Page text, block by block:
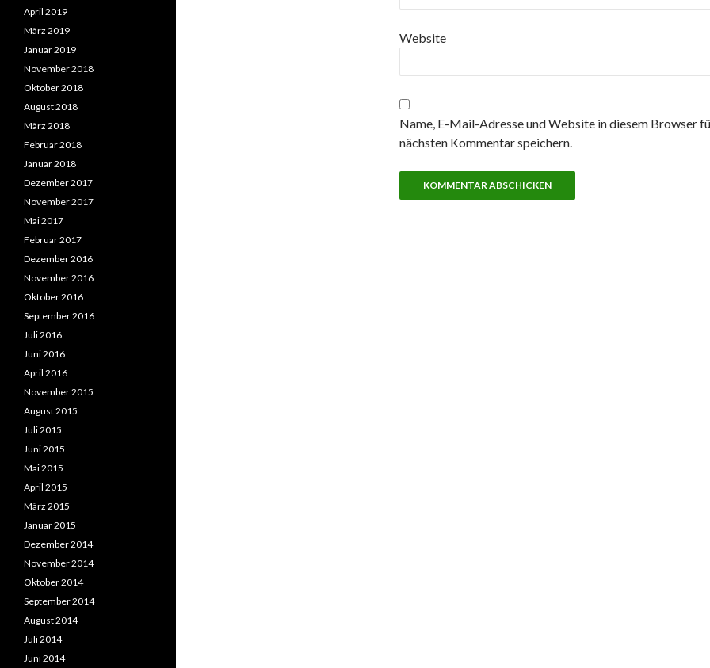
Website
Name, E-Mail-Adresse und Website in diesem Browser
nächsten Kommentar speichern.
April 2019
März 2019
Januar 2019
November 2018
Oktober 2018
August 2018
März 2018
Februar 2018
Januar 2018
Dezember 2017
November 2017
Mai 2017
Februar 2017
Dezember 2016
November 2016
Oktober 2016
September 2016
Juli 2016
Juni 2016
April 2016
November 2015
August 2015
Juli 2015
Juni 2015
Mai 2015
April 2015
März 2015
Januar 2015
Dezember 2014
November 2014
Oktober 2014
September 2014
August 2014
Juli 2014
Juni 2014